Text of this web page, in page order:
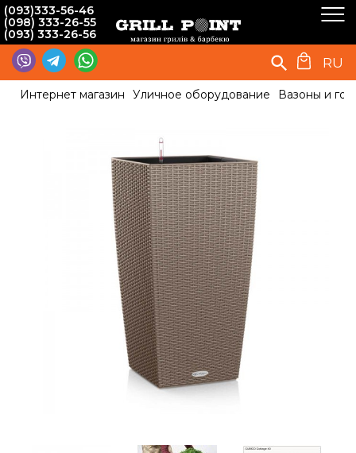
(093)333-56-46
(098) 333-26-55
(093) 333-26-56
RU
Интернет магазин Уличное оборудование Вазоны и